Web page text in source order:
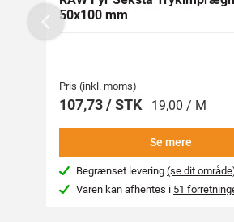
50x100 mm
Pris (inkl. moms)
107,73 / STK 19,00 / M
Se mere
Begrænset levering(se dit
Varen kan afhentes i 51
Previous